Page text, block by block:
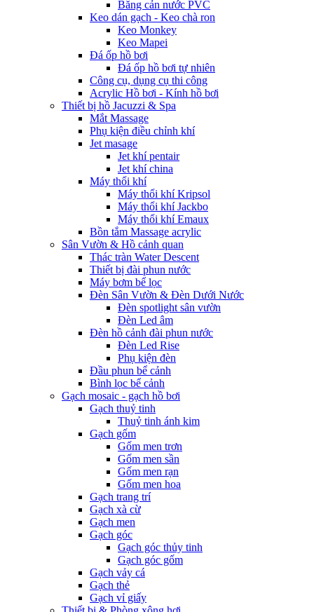
Băng cản nước PVC
Keo dán gạch - Keo chà ron
Keo Monkey
Keo Mapei
Đá ốp hồ bơi
Đá ốp hồ bơi tự nhiên
Công cụ, dụng cụ thi công
Acrylic Hồ bơi - Kính hồ bơi
Thiết bị hồ Jacuzzi & Spa
Mắt Massage
Phụ kiện điều chỉnh khí
Jet masage
Jet khí pentair
Jet khí china
Máy thổi khí
Máy thổi khí Kripsol
Máy thổi khí Jackbo
Máy thổi khí Emaux
Bồn tắm Massage acrylic
Sân Vườn & Hồ cảnh quan
Thác tràn Water Descent
Thiết bị đài phun nước
Máy bơm bể lọc
Đèn Sân Vườn & Đèn Dưới Nước
Đèn spotlight sân vườn
Đèn Led âm
Đèn hồ cảnh đài phun nước
Đèn Led Rise
Phụ kiện đèn
Đầu phun bể cảnh
Bình lọc bể cảnh
Gạch mosaic - gạch hồ bơi
Gạch thuỷ tinh
Thuỷ tinh ánh kim
Gạch gốm
Gốm men trơn
Gốm men sần
Gốm men rạn
Gốm men hoa
Gạch trang trí
Gạch xà cừ
Gạch men
Gạch góc
Gạch góc thủy tinh
Gạch góc gốm
Gạch vảy cá
Gạch thẻ
Gạch vỉ giấy